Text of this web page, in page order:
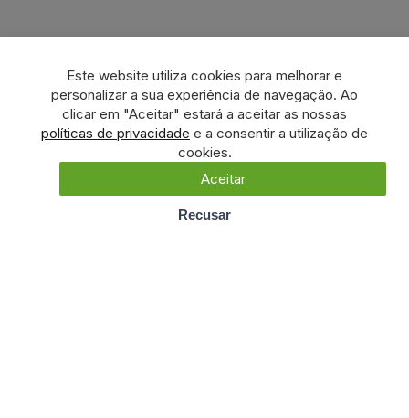
Este website utiliza cookies para melhorar e
personalizar a sua experiência de navegação. Ao
clicar em "Aceitar" estará a aceitar as nossas
políticas de privacidade e a consentir a utilização de
cookies.
Aceitar
Recusar